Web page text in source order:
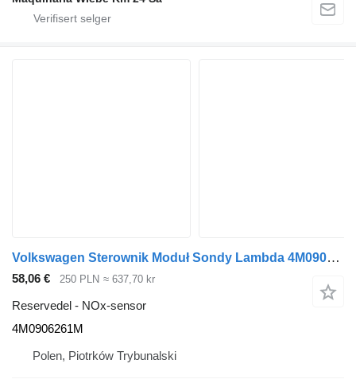
Volkswagen Sterownik Moduł Sondy Lambda 4M0906261M NOx-sensor for Audi A6 A7 Q7 Q8 bil
58,06 € 250 PLN ≈ 637,70 kr
Reservedel - NOx-sensor
4M0906261M
Polen, Piotrków Trybunalski